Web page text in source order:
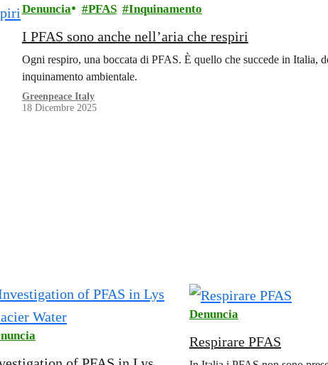
Denuncia PFAS Inquinamento
I PFAS sono anche nell’aria che respiri
Ogni respiro, una boccata di PFAS. È quello che succede in Italia,
inquinamento ambientale.
Greenpeace Italy
18 Dicembre 2025
Denuncia
Respirare PFAS